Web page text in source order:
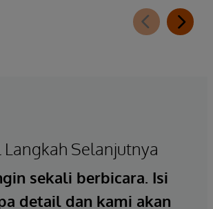
Selanjutnya
sekali berbicara. Isi
detail dan kami akan